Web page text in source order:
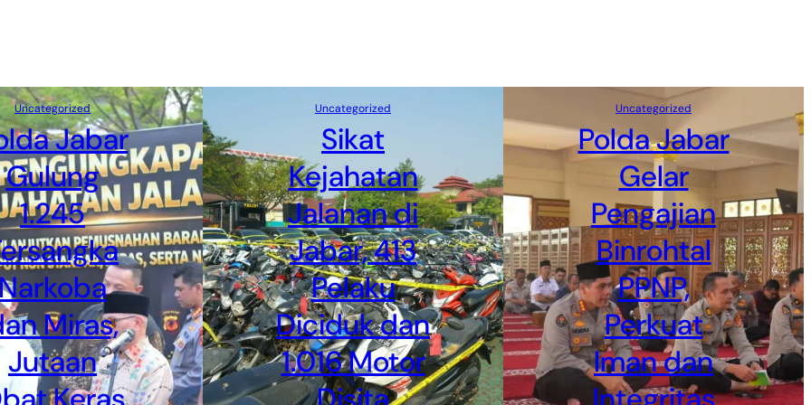
Uncategorized
Jabar
Gulung
1.245
Miras,
Jutaan
Uncategorized
Sikat
Kejahatan
Jalanan di
Jabar, 413
Pelaku
Diciduk dan
1.016 Motor
Uncategorized
Polda Jabar
Gelar
Pengajian
Binrohtal
PPNP,
Perkuat
Iman dan